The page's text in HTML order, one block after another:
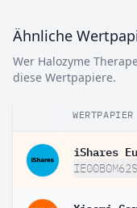
Ähnliche
Wer Halozyme
diese Wertpapiere.
WERTPAPIER
iShares